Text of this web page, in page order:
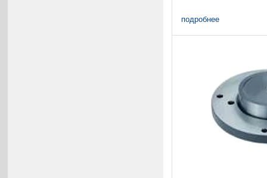
подробнее